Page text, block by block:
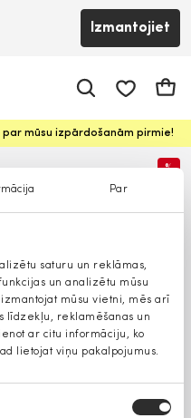
Par
saturu un reklāmas,
un analizētu mūsu
mūsu vietni, mēs arī
līdzekļu, reklamēšanas un
ar citu informāciju, ko
lietojat viņu pakalpojumus.
Izmantojiet
mūsu izpārdošanām pirmie!
%